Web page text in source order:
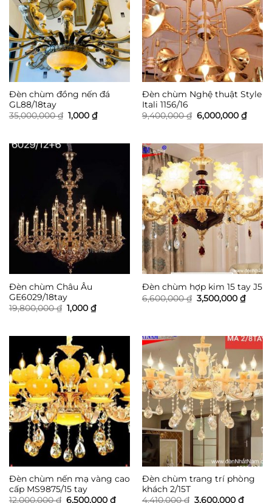
Đèn chùm đồng nến đá
GL88/18tay
35,000,000₫ Giá
gốc
1,000 ₫Giá
hiện
1,000 ₫.
Đèn chùm Nghệ thuật Style
Itali 1156/16
9,400,000₫ Giá
gốc
6,000,000 ₫Giá
hiện
Đèn chùm Châu Âu
GE6029/18tay
19,800,000₫ Giá
gốc
1,000 ₫Giá
hiện
1,000 ₫.
Đèn chùm hợp kim 15 tay J5
6,600,000₫ Giá
gốc
3,500,000 ₫Giá
hiện
Đèn chùm nến mạ vàng cao
cấp MS9875/15 tay
12,000,000₫ Giá
6,500,000 ₫Giá
Đèn chùm trang trí phòng
khách 2/15T
4,410,000₫ Giá
3,600,000 ₫Giá